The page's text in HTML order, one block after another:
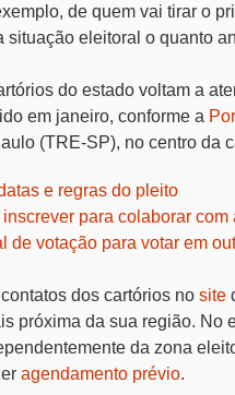
de quem vai tirar o
eleitoral o quanto
do estado voltam a
em janeiro, conforme a
(TRE-SP), no centro da
e regras do pleito
para colaborar
de votação para votar em
dos cartórios no site
próxima da sua região.
da zona
agendamento prévio.